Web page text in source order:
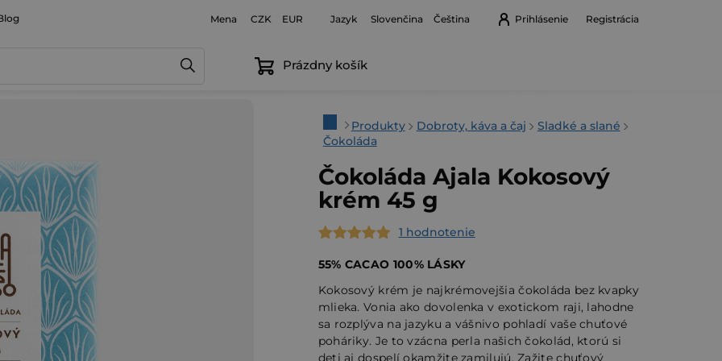
Mena CZK EUR Jazyk Slovenčina Čeština Prihlásenie Registrácia
Nákupný
Prázdny košík
DomovProdukty Dobroty, káva a čaj
Sladké a slané
Čokoláda
Čokoláda Ajala Kokosový
krém 45 g
Priemerné
hodnotenie
5,0
z
1 hodnotenie
55% CACAO 100% LÁSKY
Kokosový krém je najkrémovejšia čokoláda bez kvapky
mlieka. Vonia ako dovolenka v exotickom raji, lahodne
sa rozplýva na jazyku a vášnivo pohladí vaše chuťové
poháriky. Je to vzácna perla našich čokolád, ktorú si
deti aj dospelí okamžite zamilujú. Zažite chuťový